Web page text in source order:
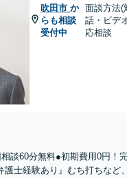
吹田市 か
らも相談
受付中
面談方法(
話・ビデ
応相談
相談60分無料●初期費用0円！
士経験あり』むち打ちなど